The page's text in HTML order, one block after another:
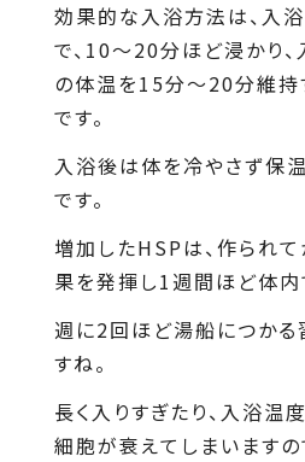
効果的な入浴方法は、入
で、10～20分ほど浸かり
の体温を15分〜20分維持
です。
入浴後は体を冷やさず保
です。
増加したHSPは、作られ
果を発揮し1週間ほど体内
週に2回ほど湯船につかる
すね。
長く入りすぎたり、入浴
細胞が衰えてしまいます